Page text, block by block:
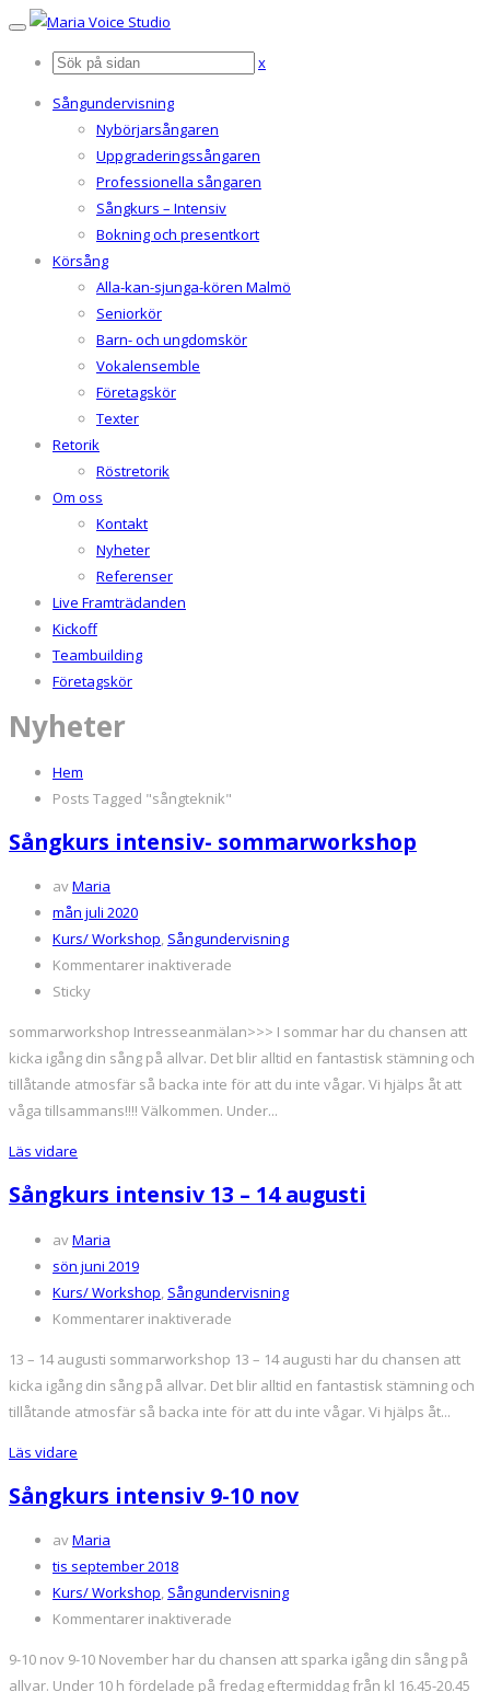
x
Sångundervisning
Nybörjarsångaren
Uppgraderingssångaren
Professionella sångaren
Sångkurs – Intensiv
Bokning och presentkort
Körsång
Alla-kan-sjunga-kören Malmö
Seniorkör
Barn- och ungdomskör
Vokalensemble
Företagskör
Texter
Retorik
Röstretorik
Om oss
Kontakt
Nyheter
Referenser
Live Framträdanden
Kickoff
Teambuilding
Företagskör
Nyheter
Hem
Posts Tagged "sångteknik"
Sångkurs intensiv- sommarworkshop
avMaria
mån juli 2020
Kurs/ Workshop, Sångundervisning
Kommentarer inaktiverade
sommarworkshop
Sticky
sommarworkshop Intresseanmälan>>> I sommar har du chansen att
kicka igång din sång på allvar. Det blir alltid en fantastisk stämning och
tillåtande atmosfär så backa inte för att du inte vågar. Vi hjälps åt att
våga tillsammans!!!! Välkommen. Under...
Läs vidare
Sångkurs intensiv 13 – 14 augusti
avMaria
sön juni 2019
Kurs/ Workshop Sångundervisning
Kommentarer inaktiverade
intensiv
13
–
13 – 14 augusti sommarworkshop 13 – 14 augusti har du chansen att
kicka igång din sång på allvar. Det blir alltid en fantastisk stämning och
tillåtande atmosfär så backa inte för att du inte vågar. Vi hjälps åt...
Läs vidare
Sångkurs intensiv 9-10 nov
avMaria
tis september 2018
Kurs/ Workshop, Sångundervisning
Kommentarer inaktiverade
intensiv
9-10 nov 9-10 November har du chansen att sparka igång din sång på
allvar. Under 10 h fördelade på fredag eftermiddag från kl 16.45-20.45